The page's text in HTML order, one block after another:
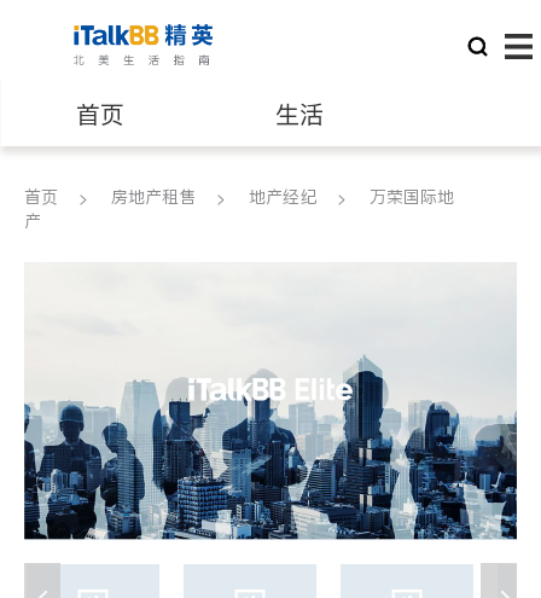
首页 生活
医生 律师
养老 非盈利组织
首页 房地产租售 地产经纪
万荣国际地
产